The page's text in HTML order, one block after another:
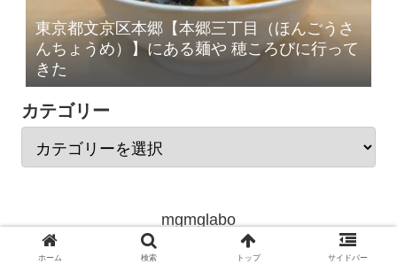
東京都文京区本郷【本郷三丁目（ほんごうさ
んちょうめ）】にある麺や 穂ころびに行って
きた
カテゴリー
mgmglabo
© 2020 mgmglabo.com All Rights Reserved.
ホーム 検索 トップ サイドバー